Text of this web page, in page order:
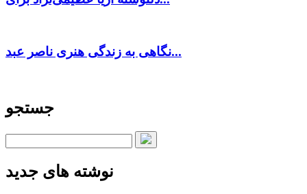
نگاهی به زندگی هنری ناصر عبد...
جستجو
نوشته های جدید